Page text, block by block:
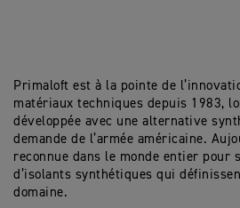
Primaloft est à la pointe de
matériaux techniques depuis 1983,
développée avec une alternative
demande de l’armée américaine.
reconnue dans le monde entier pour
d’isolants synthétiques qui
domaine.